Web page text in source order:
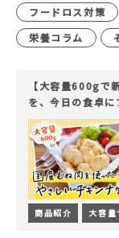
フードロス対策
栄養コラム
【大容量600gで
を、今日の食卓に
商品紹介 大容量